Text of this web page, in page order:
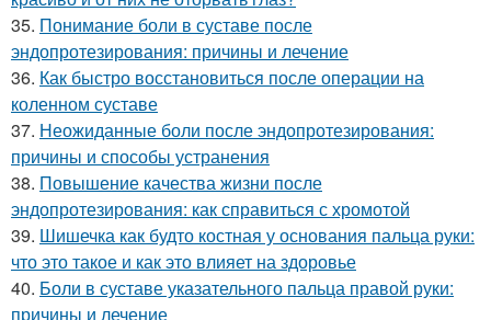
35. Понимание боли в суставе после
эндопротезирования: причины и лечение
36. Как быстро восстановиться после операции на
коленном суставе
37. Неожиданные боли после эндопротезирования:
причины и способы устранения
38. Повышение качества жизни после
эндопротезирования: как справиться с хромотой
39. Шишечка как будто костная у основания пальца руки:
что это такое и как это влияет на здоровье
40. Боли в суставе указательного пальца правой руки:
причины и лечение